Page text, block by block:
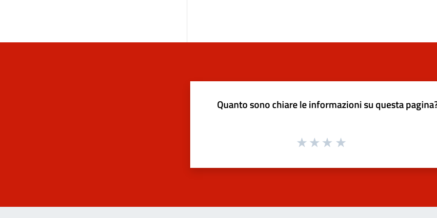
Quanto sono chiare le informazioni su questa